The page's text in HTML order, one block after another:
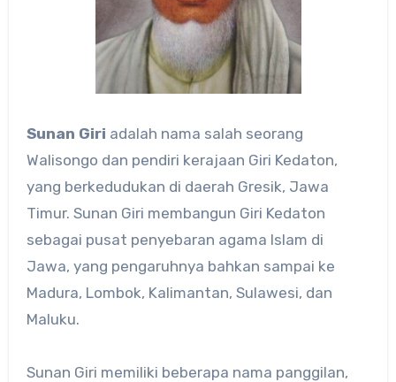
Sunan Giri adalah nama salah seorang
Walisongo dan pendiri kerajaan Giri Kedaton,
yang berkedudukan di daerah Gresik, Jawa
Timur. Sunan Giri membangun Giri Kedaton
sebagai pusat penyebaran agama Islam di
Jawa, yang pengaruhnya bahkan sampai ke
Madura, Lombok, Kalimantan, Sulawesi, dan
Maluku.
Sunan Giri memiliki beberapa nama panggilan,